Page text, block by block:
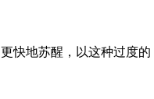
快地苏醒，以这种过度的